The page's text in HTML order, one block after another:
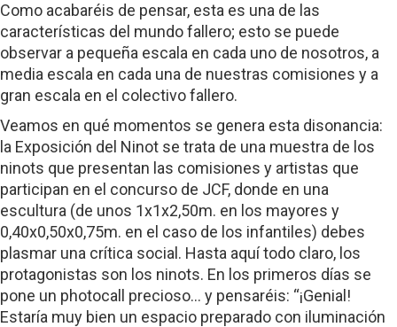
Como acabaréis de pensar, esta es una de las
características del mundo fallero; esto se puede
observar a pequeña escala en cada uno de nosotros, a
media escala en cada una de nuestras comisiones y a
gran escala en el colectivo fallero.
Veamos en qué momentos se genera esta disonancia:
la Exposición del Ninot se trata de una muestra de los
ninots que presentan las comisiones y artistas que
participan en el concurso de JCF, donde en una
escultura (de unos 1x1x2,50m. en los mayores y
0,40x0,50x0,75m. en el caso de los infantiles) debes
plasmar una crítica social. Hasta aquí todo claro, los
protagonistas son los ninots. En los primeros días se
pone un photocall precioso… y pensaréis: “¡Genial!
Estaría muy bien un espacio preparado con iluminación